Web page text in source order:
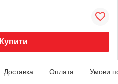
Купити
Доставка Оплата Умови